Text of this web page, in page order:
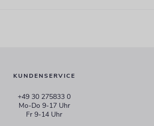
KUNDENSERVICE
+49 30 275833 0
Mo-Do 9-17 Uhr
Fr 9-14 Uhr